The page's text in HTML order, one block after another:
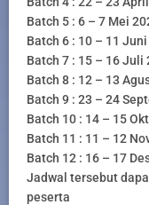
Batch 5 : 6 – 7 Mei
Batch 6 : 10 – 11
Batch 7 : 15 – 16 Juli
Batch 8 : 12 – 13
Batch 9 : 23 – 24
Batch 10 : 14 – 15
Batch 11 : 11 – 12
Batch 12 : 16 – 17
Jadwal tersebut
peserta